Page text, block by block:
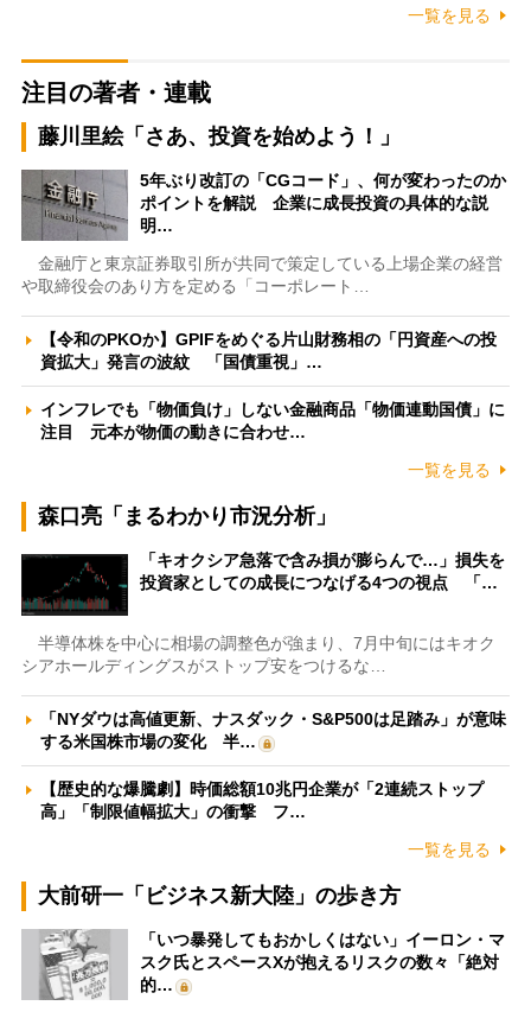
一覧を見る
注目の著者・連載
藤川里絵「さあ、投資を始めよう！」
5年ぶり改訂の「CGコード」、何が変わったのか
ポイントを解説 企業に成長投資の具体的な説
明…
金融庁と東京証券取引所が共同で策定している上場企業の経営
や取締役会のあり方を定める「コーポレート…
【令和のPKOか】GPIFをめぐる片山財務相の「円資産への投
資拡大」発言の波紋 「国債重視」…
インフレでも「物価負け」しない金融商品「物価連動国債」に
注目 元本が物価の動きに合わせ…
一覧を見る
森口亮「まるわかり市況分析」
「キオクシア急落で含み損が膨らんで…」損失を
投資家としての成長につなげる4つの視点 「…
半導体株を中心に相場の調整色が強まり、7月中旬にはキオク
シアホールディングスがストップ安をつけるな…
「NYダウは高値更新、ナスダック・S&P500は足踏み」が意味
する米国株市場の変化 半…
【歴史的な爆騰劇】時価総額10兆円企業が「2連続ストップ
高」「制限値幅拡大」の衝撃 フ…
一覧を見る
大前研一「ビジネス新大陸」の歩き方
「いつ暴発してもおかしくはない」イーロン・マ
スク氏とスペースXが抱えるリスクの数々「絶対
的…